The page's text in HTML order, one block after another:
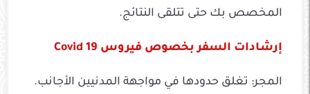
المخصص بك حتى تتلقى النتائج.
إرشادات السفر بخصوص فيروس Covid 19
المجر: تغلق حدودها في مواجهة المدنيين الأجانب.